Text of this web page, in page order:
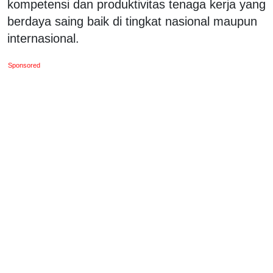
kompetensi dan produktivitas tenaga kerja yang
berdaya saing baik di tingkat nasional maupun
internasional.
Sponsored